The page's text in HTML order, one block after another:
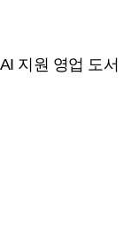
지원 영업 도서